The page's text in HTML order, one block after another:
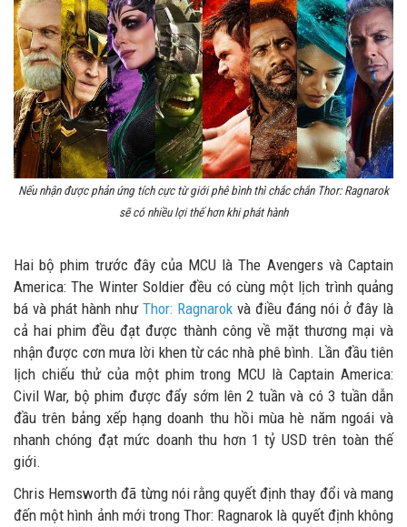
Nếu nhận được phản ứng tích cực từ giới phê bình thì chắc chắn Thor: Ragnarok
sẽ có nhiều lợi thế hơn khi phát hành
Hai bộ phim trước đây của MCU là The Avengers và Captain
America: The Winter Soldier đều có cùng một lịch trình quảng
bá và phát hành như Thor: Ragnarok và điều đáng nói ở đây là
cả hai phim đều đạt được thành công về mặt thương mại và
nhận được cơn mưa lời khen từ các nhà phê bình. Lần đầu tiên
lịch chiếu thử của một phim trong MCU là Captain America:
Civil War, bộ phim được đẩy sớm lên 2 tuần và có 3 tuần dẫn
đầu trên bảng xếp hạng doanh thu hồi mùa hè năm ngoái và
nhanh chóng đạt mức doanh thu hơn 1 tỷ USD trên toàn thế
giới.
Chris Hemsworth đã từng nói rằng quyết định thay đổi và mang
đến một hình ảnh mới trong Thor: Ragnarok là quyết định không